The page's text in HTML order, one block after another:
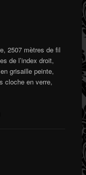
2507 mètres de fil
de l’index droit,
grisaille peinte,
cloche en verre,